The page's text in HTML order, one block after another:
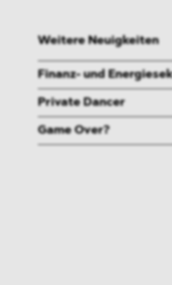
Weitere Neuigkeiten
Finanz- und
Private Dancer
Game Over?